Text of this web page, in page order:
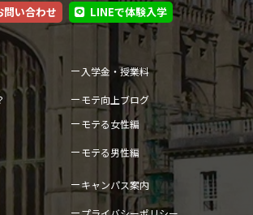
問い合わせ LINEで体験入学
入学金・授業料
モテ向上ブログ
モテる女性編
モテる男性編
キャンパス案内